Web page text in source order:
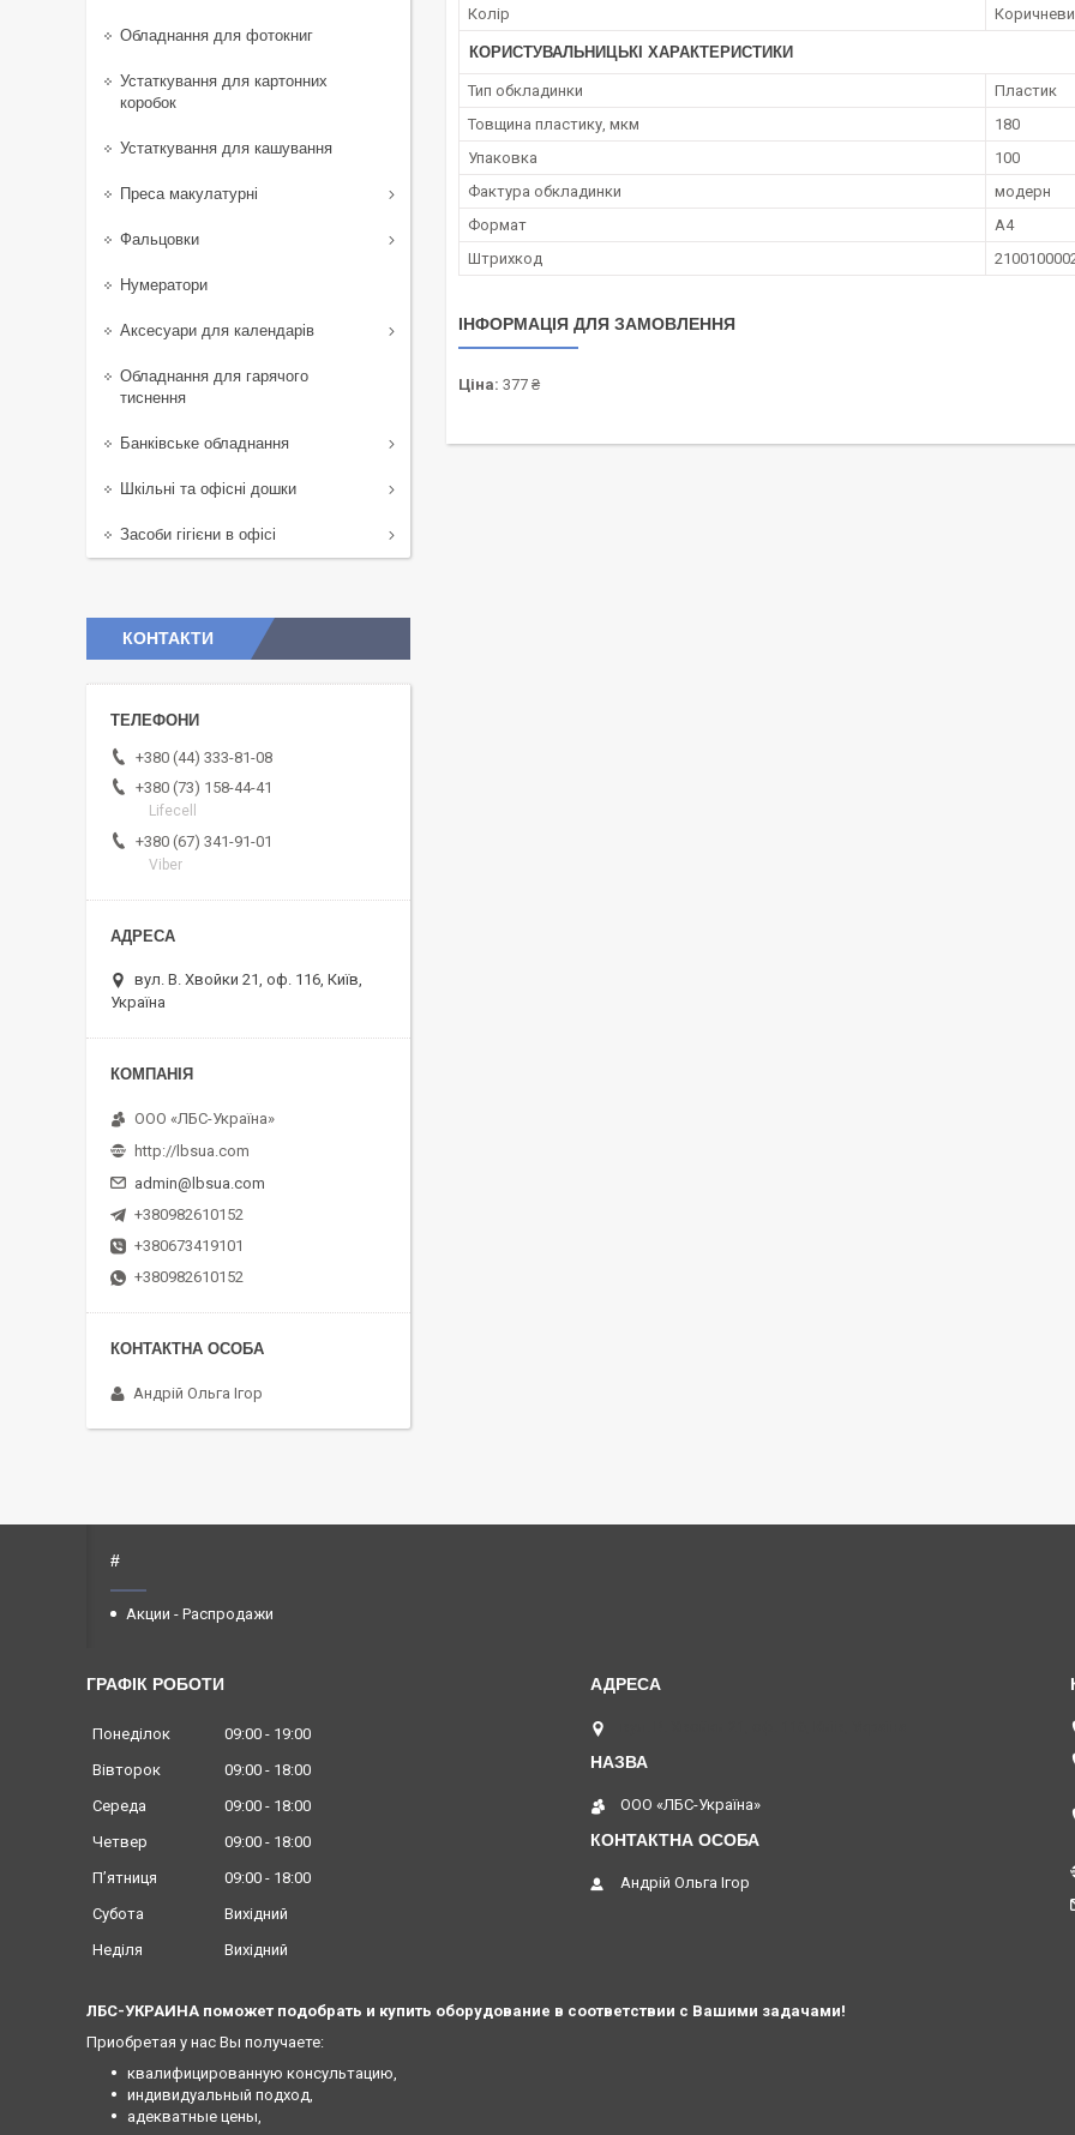
Колір
КОРИСТУВАЛЬНИЦЬКІ ХАРАКТЕРИСТИКИ
Тип обкладинки
Пластик
Товщина пластику, мкм
180
Упаковка
100
Фактура обкладинки
модерн
Формат
A4
Штрихкод
ІНФОРМАЦІЯ ДЛЯ ЗАМОВЛЕННЯ
Ціна: 377 ₴
Обладнання для фотокниг
Устаткування для картонних
коробок
Устаткування для кашування
Преса макулатурні
Фальцовки
Нумератори
Аксесуари для календарів
Обладнання для гарячого
тиснення
Банківське обладнання
Шкільні та офісні дошки
Засоби гігієни в офісі
КОНТАКТИ
+380 (44) 333-81-08
+380 (73) 158-44-41
Lifecell
+380 (67) 341-91-01
Viber
вул. В. Хвойки 21, оф. 116, Київ,
Україна
ООО «ЛБС-Україна»
http://lbsua.com
admin@lbsua.com
+380982610152
+380673419101
+380982610152
Андрій Ольга Ігор
#
Акции - Распродажи
ГРАФІК РОБОТИ
Понеділок 09:00
19:00
Вівторок
09:00
18:00
Середа
09:00
18:00
Четвер
09:00
18:00
Пʼятниця
09:00
18:00
Субота
Вихідний
Неділя
Вихідний
ООО «ЛБС-Україна»
Андрій Ольга Ігор
ЛБС-УКРАИНА поможет подобрать и купить оборудование в соответствии с Вашими задачами!
Приобретая у нас Вы получаете:
квалифицированную консультацию,
индивидуальный подход,
адекватные цены,